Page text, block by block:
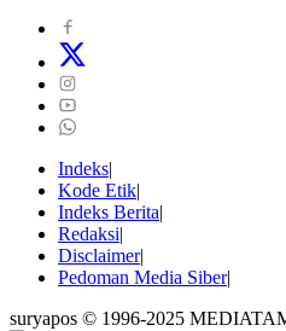
Indeks
Kode Etik
Indeks Berita
Redaksi
Disclaimer
Pedoman Media Siber
suryapos © 1996-2025